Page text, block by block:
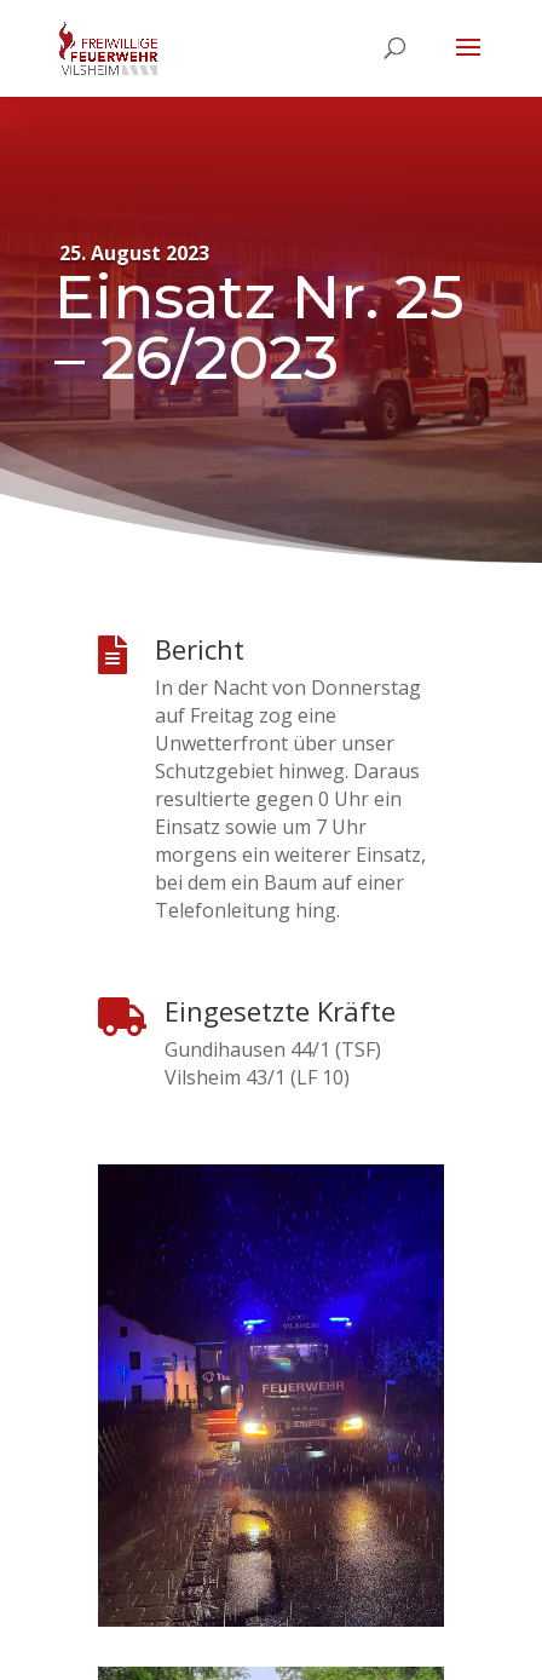
25. August 2023
Einsatz Nr. 25
– 26/2023
 Bericht
In der Nacht von Donnerstag
auf Freitag zog eine
Unwetterfront über unser
Schutzgebiet hinweg. Daraus
resultierte gegen 0 Uhr ein
Einsatz sowie um 7 Uhr
morgens ein weiterer Einsatz,
bei dem ein Baum auf einer
Telefonleitung hing.
 Eingesetzte Kräfte
Gundihausen 44/1 (TSF)
Vilsheim 43/1 (LF 10)